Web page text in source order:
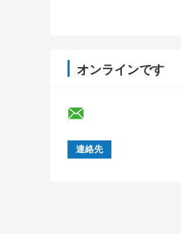
オンラインです